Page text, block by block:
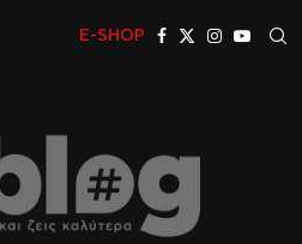
E-SHOP